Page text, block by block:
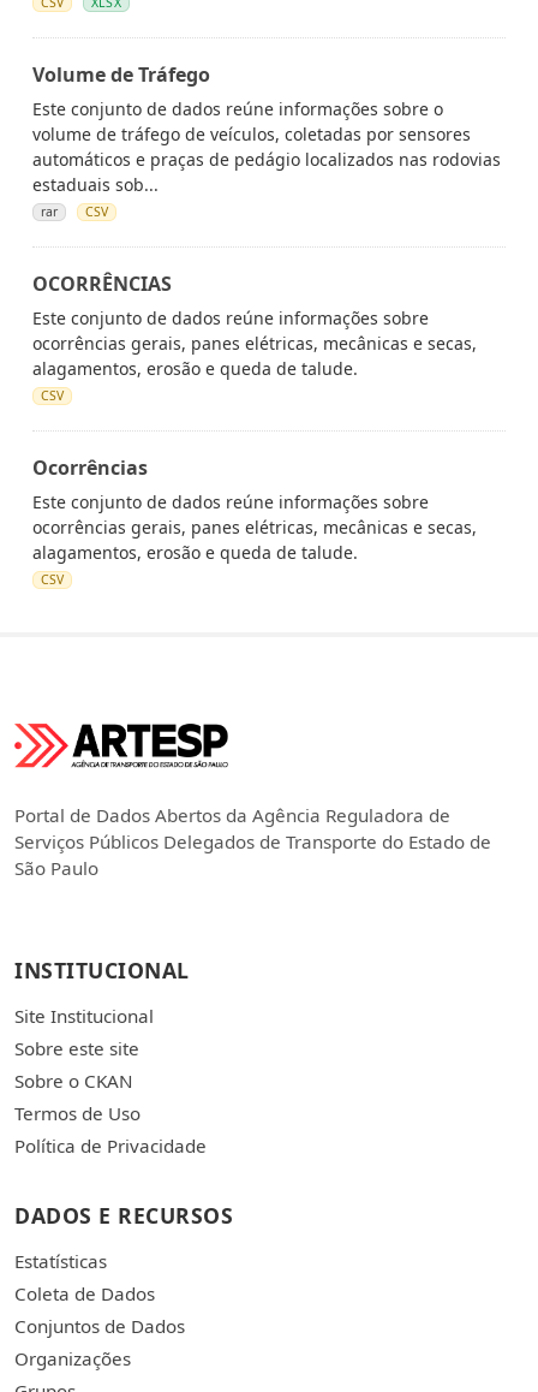
Volume de Tráfego
Este conjunto de dados reúne informações sobre o
volume de tráfego de veículos, coletadas por sensores
automáticos e praças de pedágio localizados nas rodovias
estaduais sob...
rar CSV
OCORRÊNCIAS
Este conjunto de dados reúne informações sobre
ocorrências gerais, panes elétricas, mecânicas e secas,
alagamentos, erosão e queda de talude.
CSV
Ocorrências
Este conjunto de dados reúne informações sobre
ocorrências gerais, panes elétricas, mecânicas e secas,
alagamentos, erosão e queda de talude.
CSV
Portal de Dados Abertos da Agência Reguladora de
Serviços Públicos Delegados de Transporte do Estado de
São Paulo
INSTITUCIONAL
Site Institucional
Sobre este site
Sobre o CKAN
Termos de Uso
Política de Privacidade
DADOS E RECURSOS
Estatísticas
Coleta de Dados
Conjuntos de Dados
Organizações